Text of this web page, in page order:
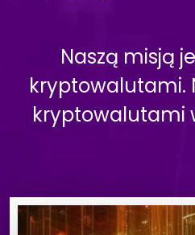
Naszą misją
kryptowalutami.
kryptowalutami